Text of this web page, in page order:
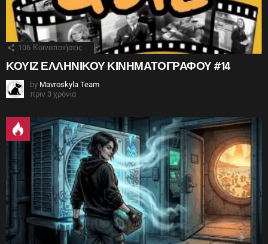
106 Κοινοποιήσεις
ΚΟΥΙΖ ΕΛΛΗΝΙΚΟΥ ΚΙΝΗΜΑΤΟΓΡΑΦΟΥ #14
by Mavroskyla Team
πριν 3 χρόνια